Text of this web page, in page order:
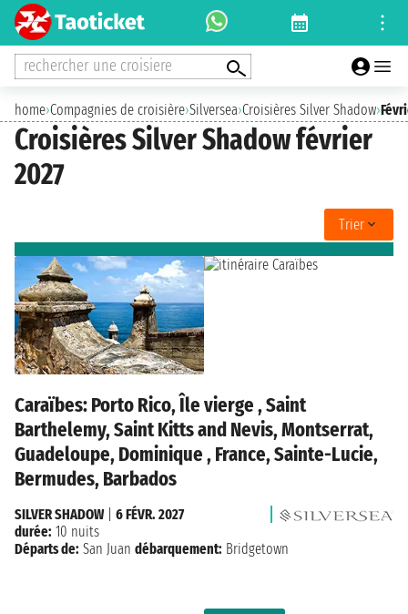
rechercher une croisiere
home›Compagnies de croisière›Silversea›Croisières Silver Shadow›
Croisières Silver Shadow février
2027
Trier
Caraïbes: Porto Rico, Île vierge , Saint
Barthelemy, Saint Kitts and Nevis, Montserrat,
Guadeloupe, Dominique , France, Sainte-Lucie,
Bermudes, Barbados
SILVER SHADOW| 6 FÉVR. 2027
durée: 10 nuits
Départs de: San Juan débarquement: Bridgetown